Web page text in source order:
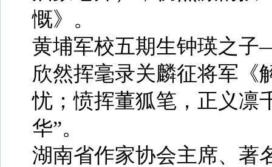
慨》。
黄埔军校五期生钟瑛之
欣然挥毫录关麟征将军《
忧；愤挥董狐笔，正义凛
华”。
湖南省作家协会主席、著